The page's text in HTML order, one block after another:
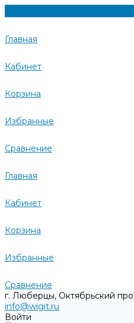
Главная
Кабинет
Корзина
Избранные
Сравнение
Главная
Кабинет
Корзина
Избранные
Сравнение
г. Люберцы, Октябрьский
info@wigit.ru
Войти